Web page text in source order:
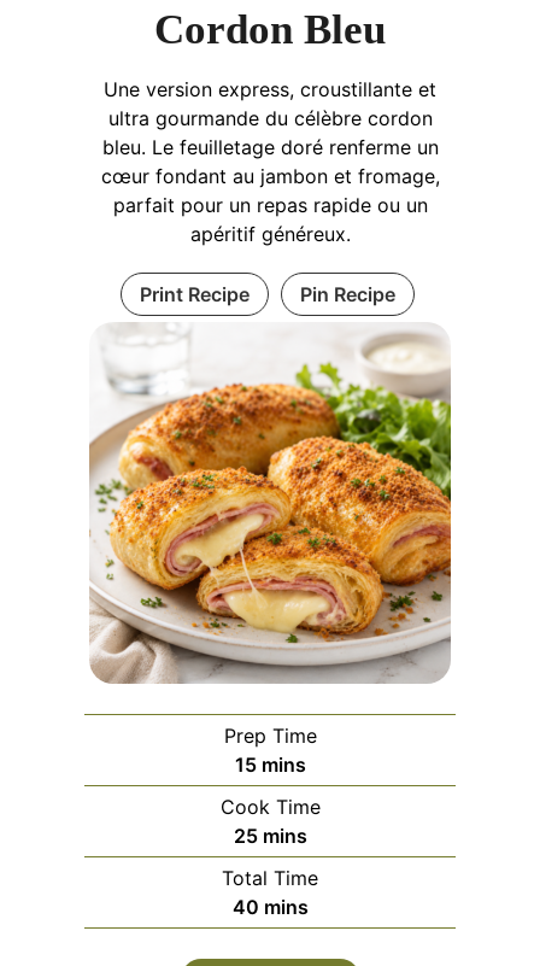
Cordon Bleu
Une version express, croustillante et
ultra gourmande du célèbre cordon
bleu. Le feuilletage doré renferme un
cœur fondant au jambon et fromage,
parfait pour un repas rapide ou un
apéritif généreux.
Print Recipe Pin Recipe
Prep Time
15minutes
mins
Cook Time
25minutes
mins
Total Time
40minutes
mins